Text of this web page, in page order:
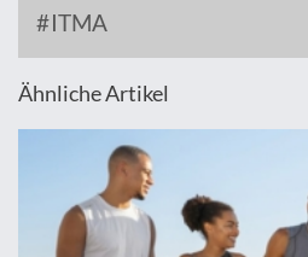
ITMA
Ähnliche Artikel